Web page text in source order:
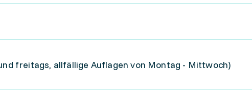
freitags, allfällige Auflagen von Montag - Mittwoch)